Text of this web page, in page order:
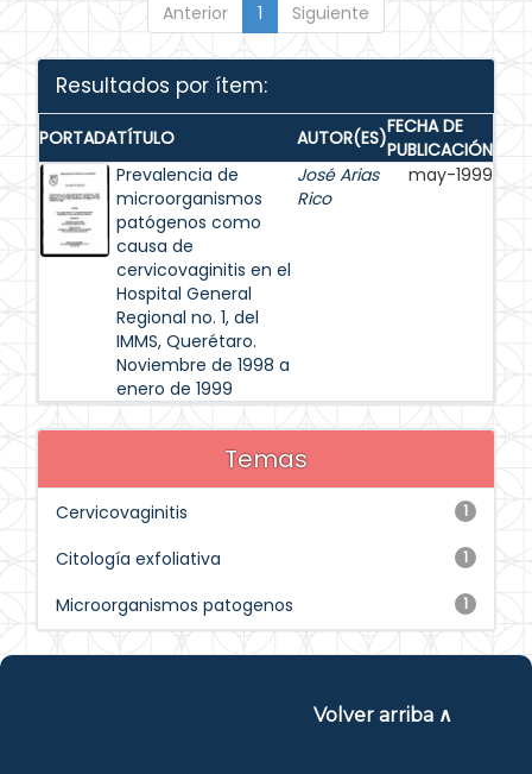
Anterior 1 Siguiente
Resultados por ítem:
PORTADATÍTULO AUTOR(ES)FECHA DE
PUBLICACIÓN
Prevalencia de
microorganismos
patógenos como
causa de
cervicovaginitis en el
Hospital General
Regional no. 1, del
IMMS, Querétaro.
Noviembre de 1998 a
enero de 1999
José Arias
Rico
may-1999
Temas
1
Cervicovaginitis
1
Citología exfoliativa
1
Microorganismos patogenos
Volver arriba ∧